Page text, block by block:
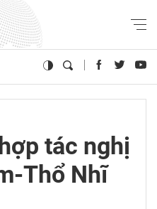
tác nghị
Thổ Nhĩ